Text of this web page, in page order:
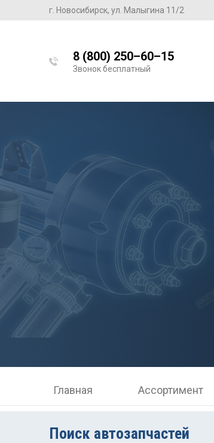
г. Новосибирск, ул. Малыгина 11/2
8 (800) 250–60–15
Звонок бесплатный
Главная Ассортимент
Поиск автозапчастей